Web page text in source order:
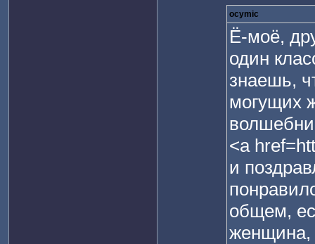
ocymic
Ё-моё,
один
знаешь,
могущих
<a
и
общем,
женщина,